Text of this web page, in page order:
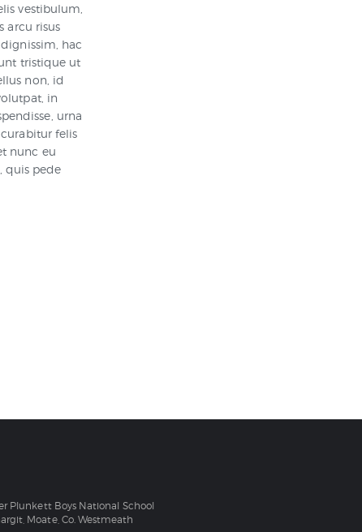
vestibulum,
arcu risus
hac
tristique ut
non, id
in
urna
felis
nunc eu
quis pede
Plunkett Boys National School
Moate, Co. Westmeath